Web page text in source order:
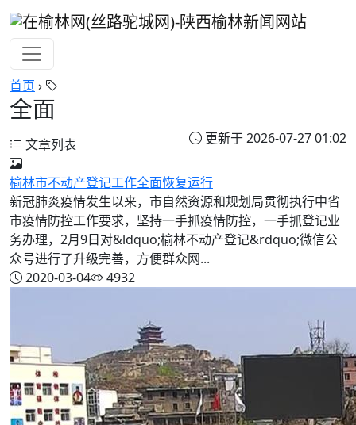
首页 ›
全面
更新于 2026-07-27 01:02
文章列表
榆林市不动产登记工作全面恢复运行
新冠肺炎疫情发生以来，市自然资源和规划局贯彻执行中省
市疫情防控工作要求，坚持一手抓疫情防控，一手抓登记业
务办理，2月9日对&ldquo;榆林不动产登记&rdquo;微信公
众号进行了升级完善，方便群众网...
2020-03-04
4932